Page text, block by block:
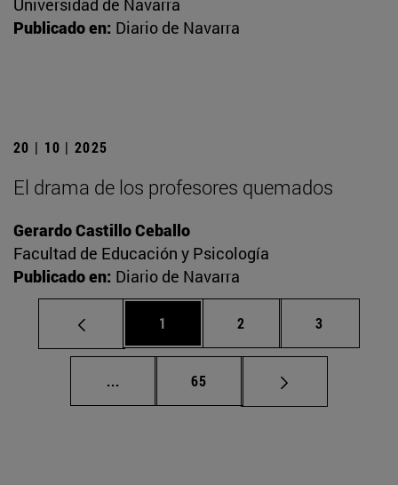
Universidad de Navarra
Publicado en: Diario de Navarra
20 | 10 | 2025
El drama de los profesores quemados
Gerardo Castillo Ceballo
Facultad de Educación y Psicología
Publicado en: Diario de Navarra
Página
1 Página
2 Página
3
... Páginas intermedias Use TAB para
Página
65